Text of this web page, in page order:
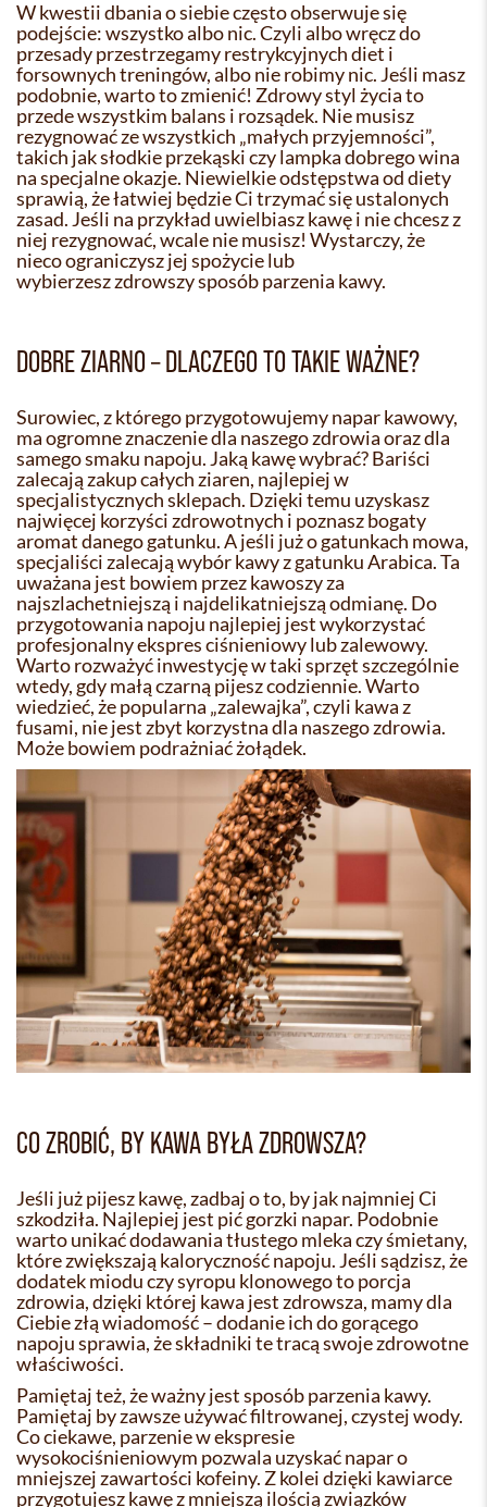
W kwestii dbania o siebie często obserwuje się
podejście: wszystko albo nic. Czyli albo wręcz do
przesady przestrzegamy restrykcyjnych diet i
forsownych treningów, albo nie robimy nic. Jeśli masz
podobnie, warto to zmienić! Zdrowy styl życia to
przede wszystkim balans i rozsądek. Nie musisz
rezygnować ze wszystkich „małych przyjemności”,
takich jak słodkie przekąski czy lampka dobrego wina
na specjalne okazje. Niewielkie odstępstwa od diety
sprawią, że łatwiej będzie Ci trzymać się ustalonych
zasad. Jeśli na przykład uwielbiasz kawę i nie chcesz z
niej rezygnować, wcale nie musisz! Wystarczy, że
nieco ograniczysz jej spożycie lub
wybierzesz zdrowszy sposób parzenia kawy.
DOBRE ZIARNO – DLACZEGO TO TAKIE WAŻNE?
Surowiec, z którego przygotowujemy napar kawowy,
ma ogromne znaczenie dla naszego zdrowia oraz dla
samego smaku napoju. Jaką kawę wybrać? Bariści
zalecają zakup całych ziaren, najlepiej w
specjalistycznych sklepach. Dzięki temu uzyskasz
najwięcej korzyści zdrowotnych i poznasz bogaty
aromat danego gatunku. A jeśli już o gatunkach mowa,
specjaliści zalecają wybór kawy z gatunku Arabica. Ta
uważana jest bowiem przez kawoszy za
najszlachetniejszą i najdelikatniejszą odmianę. Do
przygotowania napoju najlepiej jest wykorzystać
profesjonalny ekspres ciśnieniowy lub zalewowy.
Warto rozważyć inwestycję w taki sprzęt szczególnie
wtedy, gdy małą czarną pijesz codziennie. Warto
wiedzieć, że popularna „zalewajka”, czyli kawa z
fusami, nie jest zbyt korzystna dla naszego zdrowia.
Może bowiem podrażniać żołądek.
CO ZROBIĆ, BY KAWA BYŁA ZDROWSZA?
Jeśli już pijesz kawę, zadbaj o to, by jak najmniej Ci
szkodziła. Najlepiej jest pić gorzki napar. Podobnie
warto unikać dodawania tłustego mleka czy śmietany,
które zwiększają kaloryczność napoju. Jeśli sądzisz, że
dodatek miodu czy syropu klonowego to porcja
zdrowia, dzięki której kawa jest zdrowsza, mamy dla
Ciebie złą wiadomość – dodanie ich do gorącego
napoju sprawia, że składniki te tracą swoje zdrowotne
właściwości.
Pamiętaj też, że ważny jest sposób parzenia kawy.
Pamiętaj by zawsze używać filtrowanej, czystej wody.
Co ciekawe, parzenie w ekspresie
wysokociśnieniowym pozwala uzyskać napar o
mniejszej zawartości kofeiny. Z kolei dzięki kawiarce
przygotujesz kawę z mniejszą ilością związków